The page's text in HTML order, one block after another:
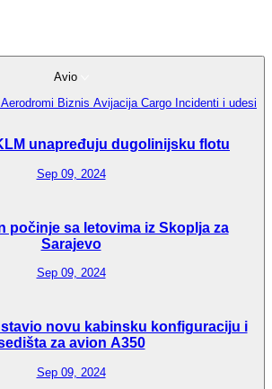
Avio
Aerodromi Biznis Avijacija Cargo Incidenti i udesi
unapređuju dugolinijsku flotu
Sep 09, 2024
počinje sa letovima iz Skoplja za
Sarajevo
Sep 09, 2024
novu kabinsku konfiguraciju i
za avion A350
Sep 09, 2024